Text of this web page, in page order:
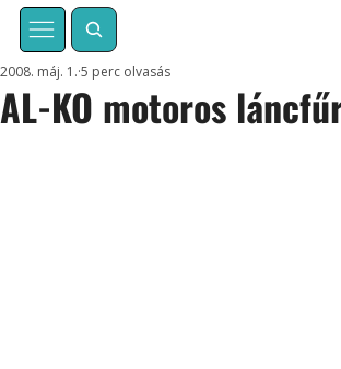
AL-KO motoros
2008. máj. 1. 5 perc olvasás